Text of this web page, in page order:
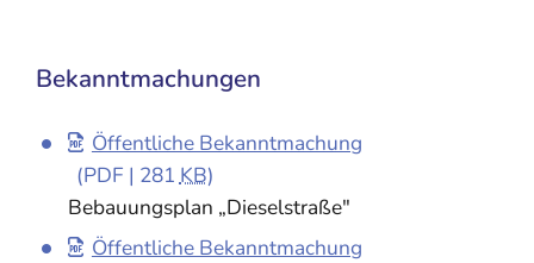
Bekanntmachungen
Öffentliche Bekanntmachung
(PDF | 281KB)
Bebauungsplan „Dieselstraße"
Öffentliche Bekanntmachung